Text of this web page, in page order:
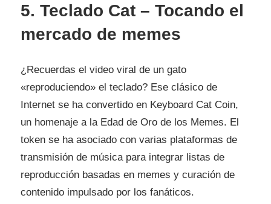
5. Teclado Cat – Tocando el
mercado de memes
¿Recuerdas el video viral de un gato
«reproduciendo» el teclado? Ese clásico de
Internet se ha convertido en Keyboard Cat Coin,
un homenaje a la Edad de Oro de los Memes. El
token se ha asociado con varias plataformas de
transmisión de música para integrar listas de
reproducción basadas en memes y curación de
contenido impulsado por los fanáticos.